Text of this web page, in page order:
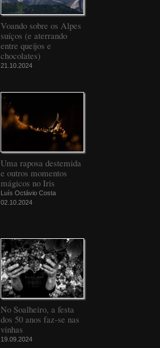
Voando sobre os Alpes
suíços (e aterrando
entre queijos e
chocolates)
21.10.2024
Uma raposa destemida
e outros momentos
mágicos no Iris
Luís Octávio Costa
02.10.2024
No Soalheiro, a festa
dos 50 anos faz-se nas
vinhas
19.09.2024